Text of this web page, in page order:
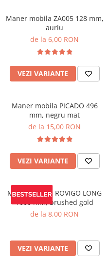
Maner mobila ZA005 128 mm,
auriu
de la 6,00 RON
VEZI VARIANTE
Maner mobila PICADO 496
mm, negru mat
de la 15,00 RON
VEZI VARIANTE
Maner mobila ROVIGO LONG
1000 mm, brushed gold
de la 8,00 RON
VEZI VARIANTE